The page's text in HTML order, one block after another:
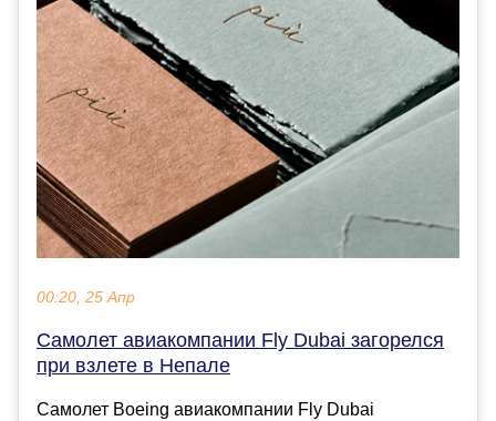
00:20, 25 Апр
Самолет авиакомпании Fly Dubai загорелся
при взлете в Непале
Самолет Boeing авиакомпании Fly Dubai